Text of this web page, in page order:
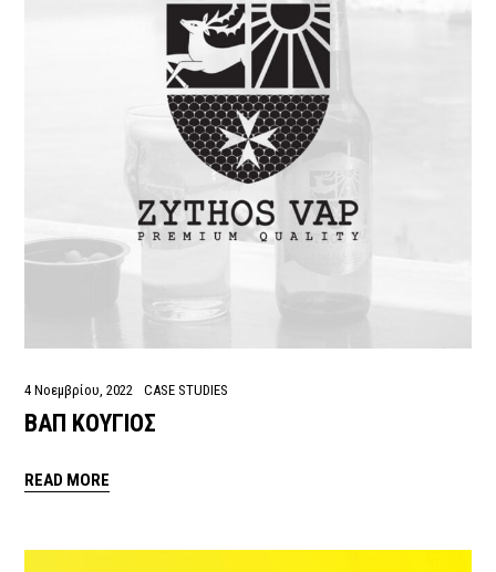
4 Νοεμβρίου, 2022 CASE STUDIES
ΒΑΠ ΚΟΥΓΙΟΣ
READ MORE